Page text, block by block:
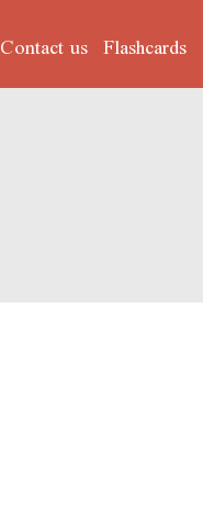
Contact us Flashcards